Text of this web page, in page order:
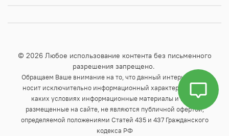
© 2026 Любое использование контента без письменного
разрешения запрещено.
Обращаем Ваше внимание на то, что данный интернет-сайт
носит исключительно информационный характер и ни при
каких условиях информационные материалы и цены,
размещенные на сайте, не являются публичной офертой,
определяемой положениями Статей 435 и 437 Гражданского
кодекса РФ